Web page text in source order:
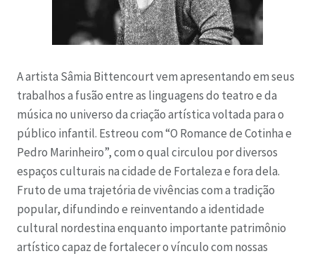
A artista Sâmia Bittencourt vem apresentando em seus
trabalhos a fusão entre as linguagens do teatro e da
música no universo da criação artística voltada para o
público infantil. Estreou com “O Romance de Cotinha e
Pedro Marinheiro”, com o qual circulou por diversos
espaços culturais na cidade de Fortaleza e fora dela.
Fruto de uma trajetória de vivências com a tradição
popular, difundindo e reinventando a identidade
cultural nordestina enquanto importante patrimônio
artístico capaz de fortalecer o vínculo com nossas